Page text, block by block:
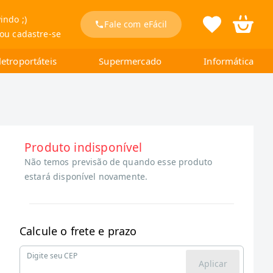
;)
cadastre-se
Fale com eFácil
Supermercado Informática
Produto indisponível
Não temos previsão de quando esse produto
estará disponível novamente.
Calcule o frete e prazo
Digite seu CEP
Aplicar